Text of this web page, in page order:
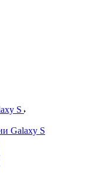
S
Galaxy S